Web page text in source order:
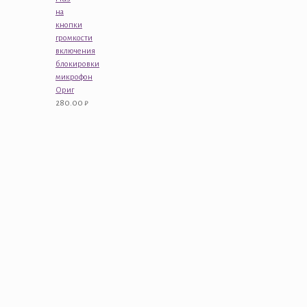
на
кнопки
громкости
включения
блокировки
микрофон
Ориг
280.00 ₽